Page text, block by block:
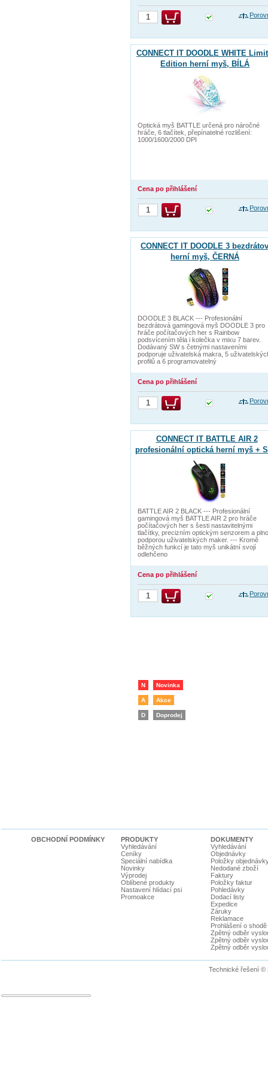
CONNECT IT DOODLE WHITE
Edition herní myš, BÍLÁ
Optická myš BATTLE určená pro náročné
hráče, 6 tlačítek, přepínatelné rozlišení:
1000/1600/2000 DPI
Cena po přihlášení
CONNECT IT DOODLE 3
herní myš, ČERNÁ
DOODLE 3 BLACK --- Profesionální
bezdrátová gamingová myš DOODLE 3 pro
hráče počítačových her s Rainbow
podsvícením těla i kolečka v mixu 7 barev.
Dodávaný SW s četnými nastaveními
podporuje uživatelská makra, 5
profilů a 6 programovatelný
Cena po přihlášení
CONNECT IT BATTLE AIR 2
profesionální optická herní myš +
12800 DPI, Černá
BATTLE AIR 2 BLACK --- Profesionální
gamingová myš BATTLE AIR 2 pro hráče
počítačových her s šesti nastavitelnými
tlačítky, precizním optickým senzorem a
podporou uživatelských maker. --- Kromě
běžných funkcí je tato myš unikátní svojí
odlehčeno
Cena po přihlášení
N Novinka
A Akce
D Doprodej
OBCHODNÍ PODMÍNKY
PRODUKTY
Vyhledávání
Ceníky
Speciální nabídka
Novinky
Výprodej
Oblíbené produkty
Nastavení hlídací psi
Promoakce
DOKUMENTY
Vyhledávání
Objednávky
Položky
Nedodané zboží
Faktury
Položky faktur
Pohledávky
Dodací listy
Expedice
Záruky
Reklamace
Prohlášení o shodě
Zpětný odběr
Zpětný odběr
Zpětný odběr
Technické řešení ©